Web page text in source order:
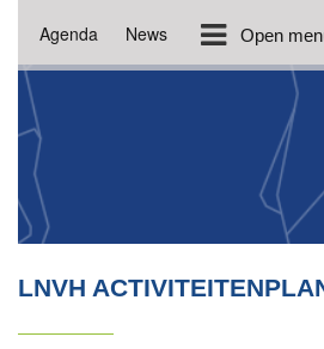
Agenda News Open
LNVH